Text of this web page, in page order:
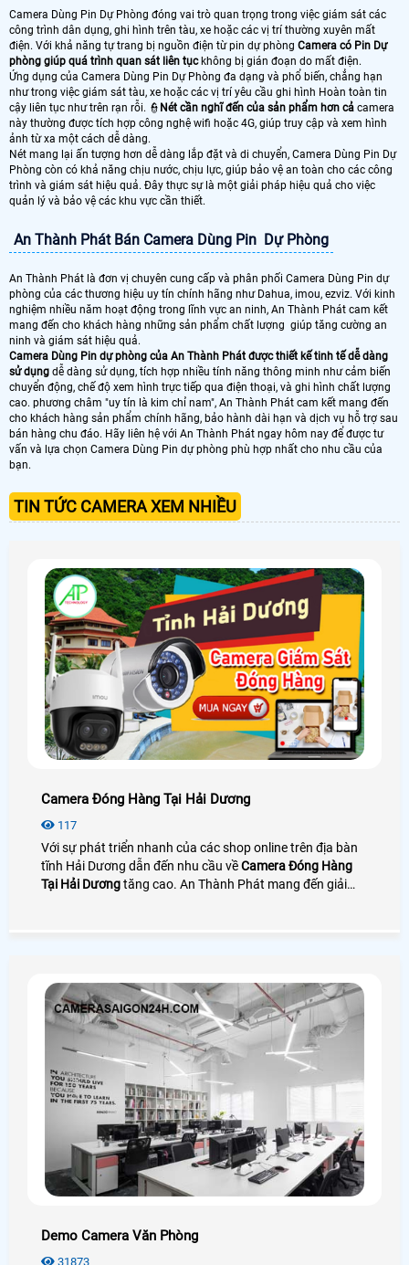
Camera Dùng Pin Dự Phòng đóng vai trò quan trọng trong việc giám sát các
công trình dân dụng, ghi hình trên tàu, xe hoặc các vị trí thường xuyên mất
điện. Với khả năng tự trang bị nguồn điện từ pin dự phòng Camera có Pin Dự
phòng giúp quá trình quan sát liên tục không bị gián đoạn do mất điện.
Ứng dụng của Camera Dùng Pin Dự Phòng đa dạng và phổ biến, chẳng hạn
như trong việc giám sát tàu, xe hoặc các vị trí yêu cầu ghi hình Hoàn toàn tin
cậy liên tục như trên rạn rỗi. 👮 Nét cần nghĩ đến của sản phẩm hơn cả camera
này thường được tích hợp công nghệ wifi hoặc 4G, giúp truy cập và xem hình
ảnh từ xa một cách dễ dàng.
Nét mang lại ấn tượng hơn dễ dàng lắp đặt và di chuyển, Camera Dùng Pin Dự
Phòng còn có khả năng chịu nước, chịu lực, giúp bảo vệ an toàn cho các công
trình và giám sát hiệu quả. Đây thực sự là một giải pháp hiệu quả cho việc
quản lý và bảo vệ các khu vực cần thiết.
An Thành Phát Bán Camera Dùng Pin Dự Phòng
An Thành Phát là đơn vị chuyên cung cấp và phân phối Camera Dùng Pin dự
phòng của các thương hiệu uy tín chính hãng như Dahua, imou, ezviz. Với kinh
nghiệm nhiều năm hoạt động trong lĩnh vực an ninh, An Thành Phát cam kết
mang đến cho khách hàng những sản phẩm chất lượng giúp tăng cường an
ninh và giám sát hiệu quả.
Camera Dùng Pin dự phòng của An Thành Phát được thiết kế tinh tế dễ dàng
sử dụng dễ dàng sử dụng, tích hợp nhiều tính năng thông minh như cảm biến
chuyển động, chế độ xem hình trực tiếp qua điện thoại, và ghi hình chất lượng
cao. phương châm "uy tín là kim chỉ nam", An Thành Phát cam kết mang đến
cho khách hàng sản phẩm chính hãng, bảo hành dài hạn và dịch vụ hỗ trợ sau
bán hàng chu đáo. Hãy liên hệ với An Thành Phát ngay hôm nay để được tư
vấn và lựa chọn Camera Dùng Pin dự phòng phù hợp nhất cho nhu cầu của
bạn.
TIN TỨC CAMERA XEM NHIỀU
Camera Đóng Hàng Tại Hải Dương
117
Với sự phát triển nhanh của các shop online trên địa bàn
tĩnh Hải Dương dẫn đến nhu cầu vềCamera Đóng Hàng
Tại Hải Dươngtăng cao. An Thành Phát mang đến giải
Demo Camera Văn Phòng
31873